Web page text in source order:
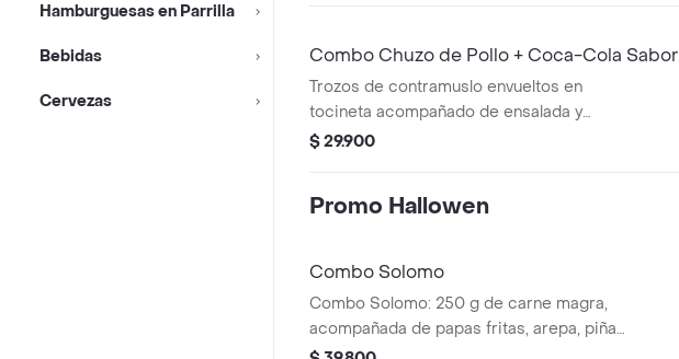
Hamburguesas en Parrilla
Bebidas
Cervezas
Combo Chuzo de Pollo + Coca-Cola Sabor
Original 350 ml
Trozos de contramuslo envueltos en
tocineta acompañado de ensalada y
arepa. + Gaseosa
$ 29.900
Promo Hallowen
Combo Solomo
Combo Solomo: 250 g de carne magra,
acompañada de papas fritas, arepa, piña
asada y ensalada. Incluye Coca Cola 400